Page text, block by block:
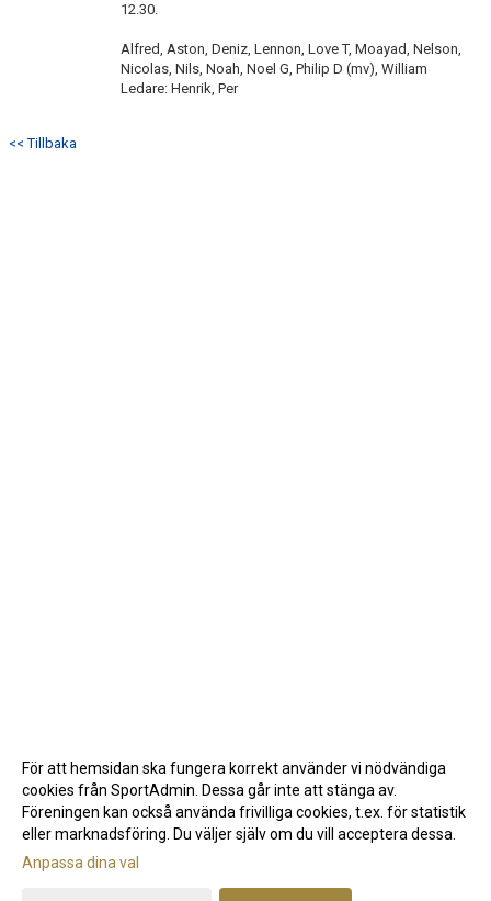
BK ASTRIO LOPPIS & CAFÉ
12.30.
Alfred, Aston, Deniz, Lennon, Love T, Moayad, Nelson,
Nicolas, Nils, Noah, Noel G, Philip D (mv), William
Ledare: Henrik, Per
<< Tillbaka
Gå till Webbversion
För att hemsidan ska fungera korrekt använder vi nödvändiga
cookies från SportAdmin. Dessa går inte att stänga av.
Föreningen kan också använda frivilliga cookies, t.ex. för statistik
eller marknadsföring. Du väljer själv om du vill acceptera dessa.
Anpassa dina val